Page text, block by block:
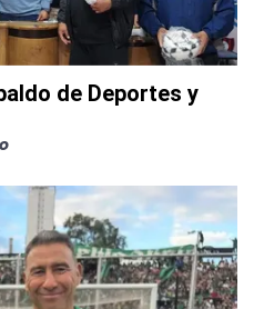
de Deportes y